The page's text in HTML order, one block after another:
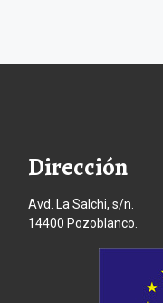
Dirección
Avd. La Salchi, s/n.
14400 Pozoblanco.